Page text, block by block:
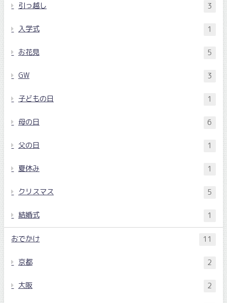
引っ越し 3
入学式 1
お花見 5
GW 3
子どもの日 1
母の日 6
父の日 1
夏休み 1
クリスマス 5
結婚式 1
おでかけ 11
京都 2
大阪 2